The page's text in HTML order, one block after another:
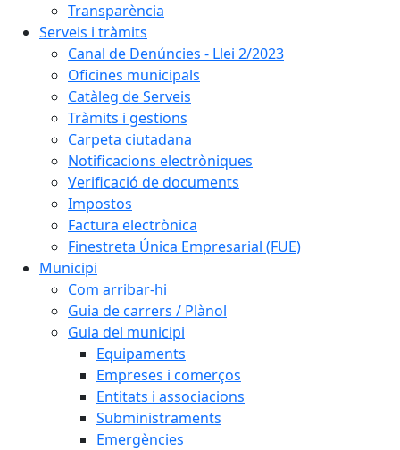
Transparència
Serveis i tràmits
Canal de Denúncies - Llei 2/2023
Oficines municipals
Catàleg de Serveis
Tràmits i gestions
Carpeta ciutadana
Notificacions electròniques
Verificació de documents
Impostos
Factura electrònica
Finestreta Única Empresarial (FUE)
Municipi
Com arribar-hi
Guia de carrers / Plànol
Guia del municipi
Equipaments
Empreses i comerços
Entitats i associacions
Subministraments
Emergències